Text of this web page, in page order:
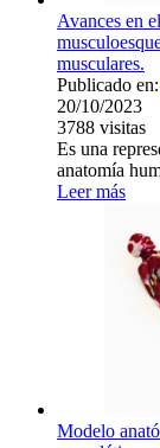
Avances en
musculares.
Publicado en:
20/10/2023
3788 visitas
Es una
anatomía
Leer más
Modelo